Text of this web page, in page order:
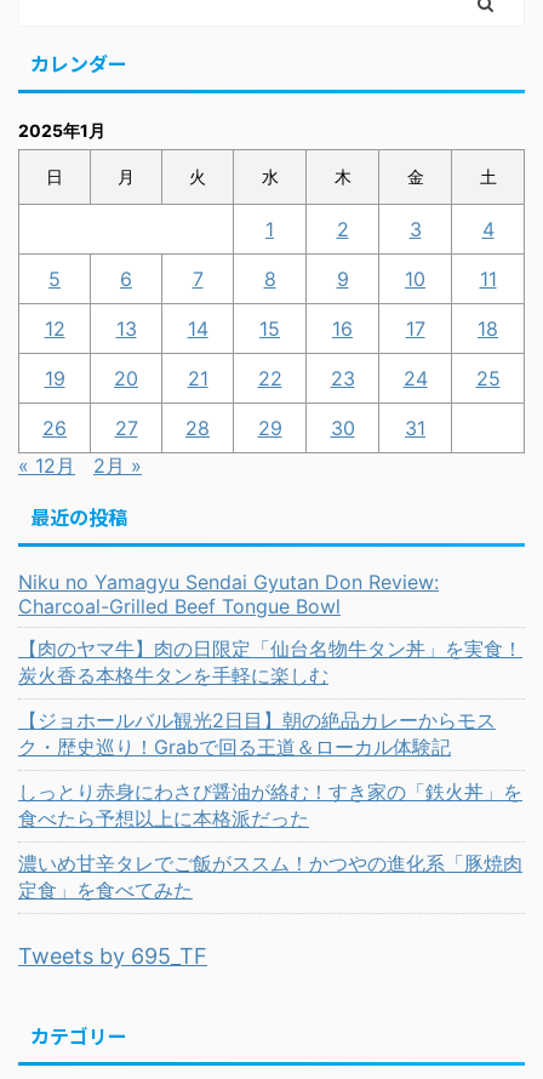
カレンダー
2025年1月
日 月 火 水 木 金 土
1 2 3 4
5 6 7 8 9 10 11
12 13 14 15 16 17 18
19 20 21 22 23 24 25
26 27 28 29 30
31
« 12月
2月 »
最近の投稿
Niku no Yamagyu Sendai Gyutan Don Review:
Charcoal-Grilled Beef Tongue Bowl
【肉のヤマ牛】肉の日限定「仙台名物牛タン丼」を実食！
炭火香る本格牛タンを手軽に楽しむ
【ジョホールバル観光2日目】朝の絶品カレーからモス
ク・歴史巡り！Grabで回る王道＆ローカル体験記
しっとり赤身にわさび醤油が絡む！すき家の「鉄火丼」を
食べたら予想以上に本格派だった
濃いめ甘辛タレでご飯がススム！かつやの進化系「豚焼肉
定食」を食べてみた
Tweets by 695_TF
カテゴリー